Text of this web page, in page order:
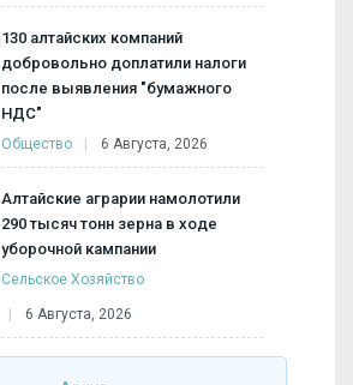
130 алтайских компаний
добровольно доплатили налоги
после выявления "бумажного
НДС"
Общество 6 Августа, 2026
Алтайские аграрии намолотили
290 тысяч тонн зерна в ходе
уборочной кампании
Сельское Хозяйство
6 Августа, 2026